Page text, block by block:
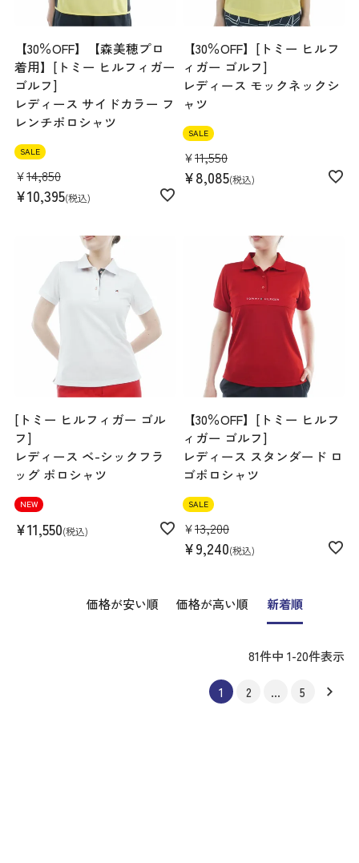
【30％OFF】【森美穂プロ
着用】[トミー ヒルフィガー
ゴルフ]
レディース サイドカラー フ
レンチポロシャツ
SALE
¥14,850
¥10,395 税込
【30％OFF】[トミー ヒルフ
ィガー ゴルフ]
レディース モックネックシ
ャツ
SALE
¥11,550
¥8,085 税込
[トミー ヒルフィガー ゴル
フ]
レディース ベ-シックフラ
ッグ ポロシャツ
NEW
¥11,550 税込
【30％OFF】[トミー ヒルフ
ィガー ゴルフ]
レディース スタンダード ロ
ゴポロシャツ
SALE
¥13,200
¥9,240 税込
価格が安い順 価格が高い順 新着順
81件中 1-20件表示
1 2 … 5